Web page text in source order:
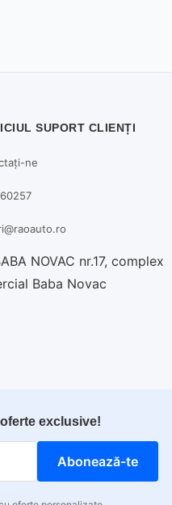
SUPORT CLIENȚI
ne
NOVAC nr.17, complex
Baba Novac
exclusive!
Abonează-te